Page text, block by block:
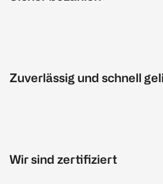
Zuverlässig und schnell
Wir sind zertifiziert